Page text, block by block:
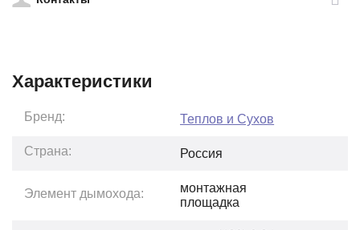
Характеристики
Бренд: Теплов и Сухов
Страна: Россия
Элемент дымохода:
монтажная
площадка